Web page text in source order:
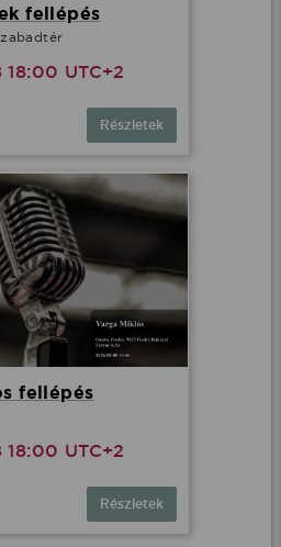
fellépés
UTC+2
Részletek
fellépés
UTC+2
Részletek